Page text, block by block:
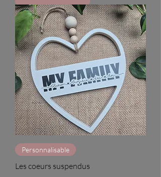
Personnalisable
Les coeurs suspendus